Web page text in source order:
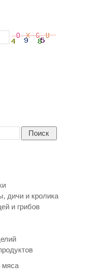
Поиск
дичи и кролика
и грибов
мяса